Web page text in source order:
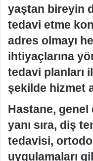
yaştan bireyin
tedavi etme
adres olmayı
ihtiyaçlarına
tedavi planları
şekilde hizmet
Hastane,
yanı sıra, diş
tedavisi,
uygulamaları